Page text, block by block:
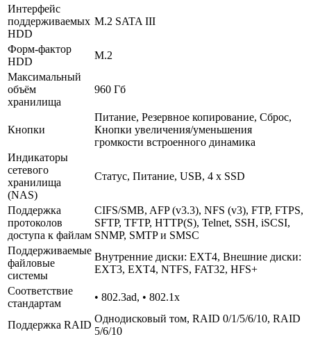
Интерфейс
поддерживаемых
HDD
M.2 SATA III
Форм-фактор
HDD
M.2
Максимальный
объём
хранилища
960 Гб
Кнопки
Питание, Резервное копирование, Сброс,
Кнопки увеличения/­уменьшения
громкости встроенного динамика
Индикаторы
сетевого
хранилища
(NAS)
Статус, Питание, USB, 4 x SSD
Поддержка
протоколов
доступа к файлам
CIFS/­SMB, AFP (v3.3), NFS (v3), FTP, FTPS,
SFTP, TFTP, HTTP(S), Telnet, SSH, iSCSI,
SNMP, SMTP и SMSC
Поддерживаемые
файловые
системы
Внутренние диски: EXT4, Внешние диски:
EXT3, EXT4, NTFS, FAT32, HFS+
Соответствие
стандартам
• 802.3ad, • 802.1x
Поддержка RAID
Однодисковый том, RAID 0/­1/­5/­6/­10, RAID
5/­6/­10